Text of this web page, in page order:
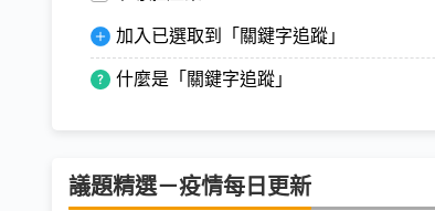
加入已選取到「關鍵字追蹤」
什麼是「關鍵字追蹤」
議題精選－疫情每日更新